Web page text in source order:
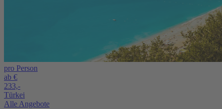
pro Person
ab €
233,-
Türkei
Alle Angebote